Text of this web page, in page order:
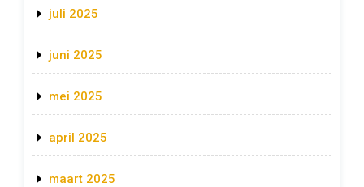
juli 2025
juni 2025
mei 2025
april 2025
maart 2025